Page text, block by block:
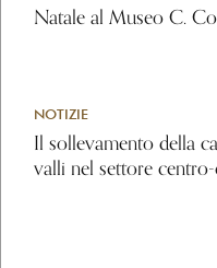
Natale al Museo C.
NOTIZIE
Il sollevamento della
valli nel settore